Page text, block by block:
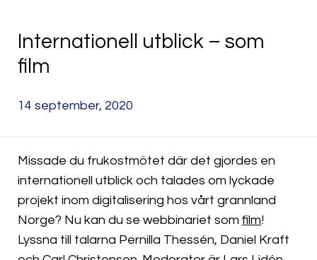
Internationell utblick – som
film
14 september, 2020
Missade du frukostmötet där det gjordes en
internationell utblick och talades om lyckade
projekt inom digitalisering hos vårt grannland
Norge? Nu kan du se webbinariet som film!
Lyssna till talarna Pernilla Thessén, Daniel Kraft